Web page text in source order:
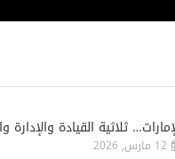
ثلاثية القيادة والإدارة
12 مارس, 2026